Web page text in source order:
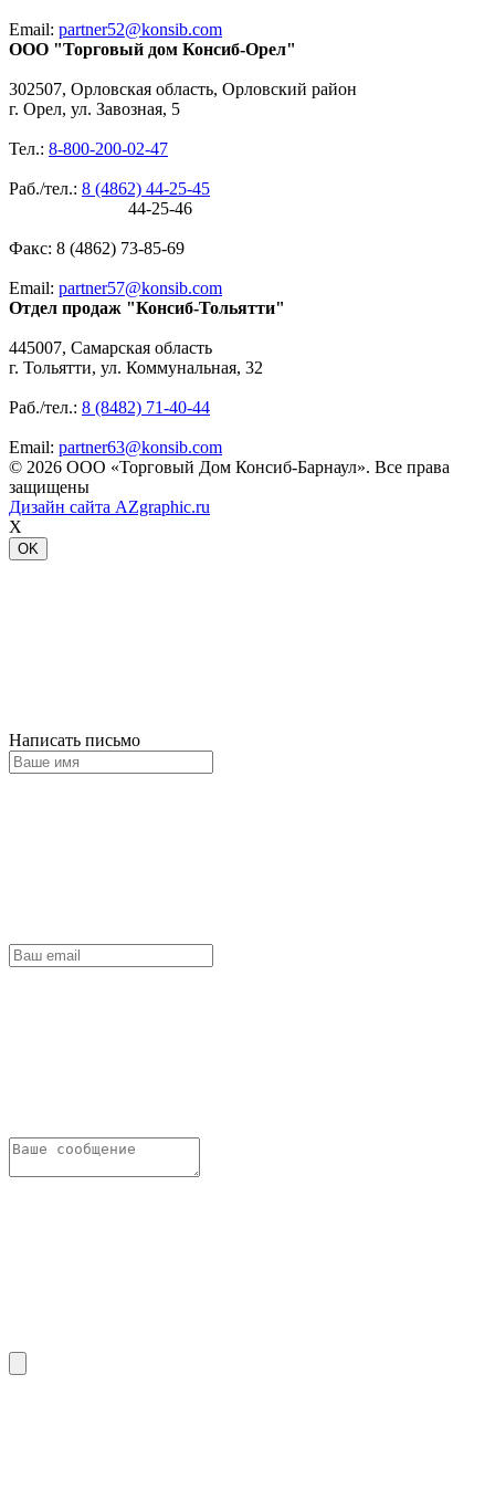
Email: partner52@konsib.com
ООО "Торговый дом Консиб-Орел"
302507, Орловская область, Орловский район
г. Орел, ул. Завозная, 5
Тел.: 8-800-200-02-47
Раб./тел.: 8 (4862) 44-25-45
44-25-46
Факс: 8 (4862) 73-85-69
Email: partner57@konsib.com
Отдел продаж "Консиб-Тольятти"
445007, Самарская область
г. Тольятти, ул. Коммунальная, 32
Раб./тел.: 8 (8482) 71-40-44
Email: partner63@konsib.com
© 2026 ООО «Торговый Дом Консиб-Барнаул». Все права
защищены
Дизайн сайта AZgraphic.ru
X
OK
Написать письмо